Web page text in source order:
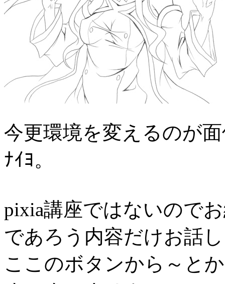
今更環境を変えるのが
ﾅｲﾖ。
pixia講座ではないので
であろう内容だけお話
ここのボタンから～と